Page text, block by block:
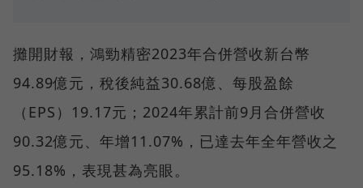
攤開財報，鴻勁精密2023年合併營收新台幣
94.89億元，稅後純益30.68億、每股盈餘
（EPS）19.17元；2024年累計前9月合併營收
90.32億元、年增11.07%，已達去年全年營收之
95.18%，表現甚為亮眼。